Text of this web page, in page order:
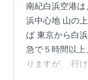
南紀白浜空港
浜中心地 山の
ば 東京から白
急で５時間以
りますが、 行